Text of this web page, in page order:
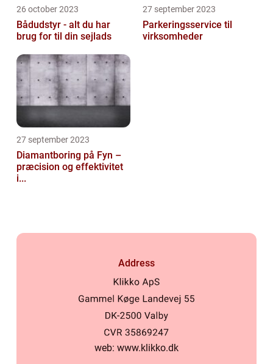
26 october 2023
Bådudstyr - alt du har
brug for til din sejlads
27 september 2023
Parkeringsservice til
virksomheder
27 september 2023
Diamantboring på Fyn –
præcision og effektivitet
i...
Address
web: www.klikko.dk